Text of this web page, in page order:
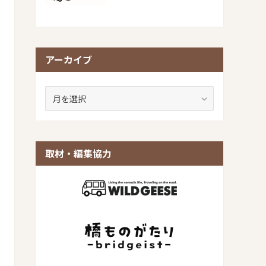
アーカイブ
ブ
取材・編集協力